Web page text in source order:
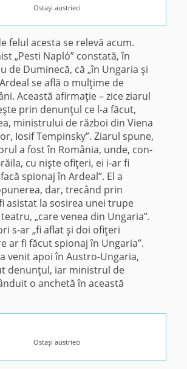
Ostaşi austrieci
felul acesta se relevă acum.
„Pesti Napló” constată, în
de Duminecă, că „în Ungaria şi
se află o mul­ţime de
Această afirmaţie – zice ziarul
prin denunţul ce l-a făcut,
ministrului de război din Viena
Iosif Tem­pinsky”. Ziarul spune,
a fost în România, unde, con­
cu nişte ofiţeri, ei i-ar fi
spionaj în Ardeal”. El a
dar, trecând prin
asistat la sosirea unei trupe
„care venea din Ungaria”.
s-ar „fi aflat şi doi ofiţeri
ar fi făcut spionaj în Ungaria”.
venit apoi în Austro-Ungaria,
denunţul, iar ministrul de
o anchetă în această
Ostaşi austrieci